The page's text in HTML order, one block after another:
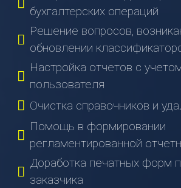
603003
Нижний
Новгород,
ул.
бухгалтерских операций
Решение вопросов,
обновлении
Настройка отчетов с
пользователя
Очистка справочников и
Помощь в формировании
регламентированной
Доработка печатных форм
заказчика